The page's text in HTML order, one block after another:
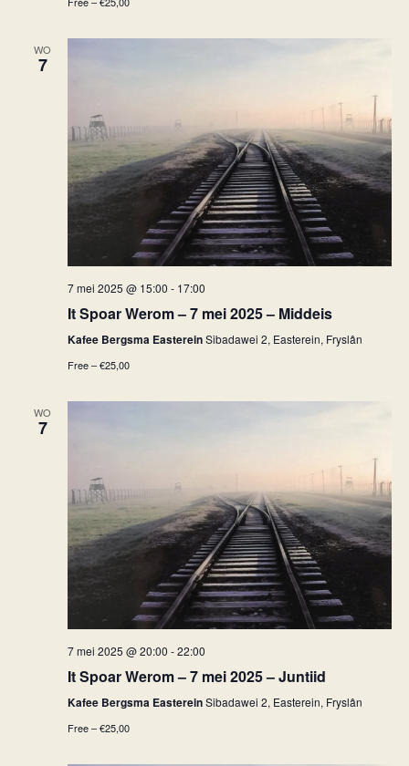
WO
7
7 mei 2025 @ 15:00 - 17:00
It Spoar Werom – 7 mei 2025 – Middeis
Kafee Bergsma EastereinSibadawei 2, Easterein, Fryslân
Free – €25,00
WO
7
7 mei 2025 @ 20:00 -22:00
It Spoar Werom – 7 mei 2025 – Juntiid
Kafee Bergsma EastereinSibadawei 2, Easterein, Fryslân
Free – €25,00